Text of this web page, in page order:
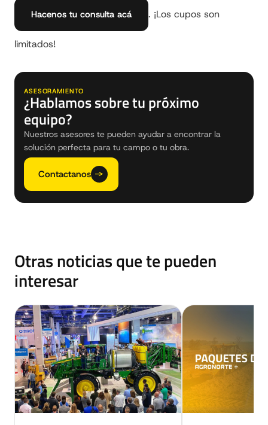
Hacenos tu consulta acá . ¡Los cupos son
limitados!
ASESORAMIENTO
¿Hablamos sobre tu próximo
equipo?
Nuestros asesores te pueden ayudar a encontrar la
solución perfecta para tu campo o tu obra.
Contactanos
Otras noticias que te pueden
interesar